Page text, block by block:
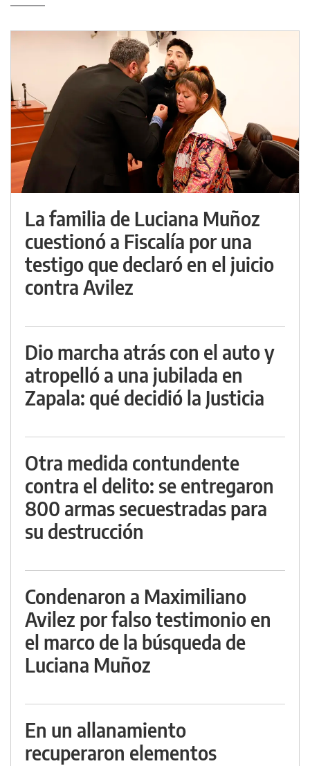
La familia de Luciana Muñoz
cuestionó a Fiscalía por una
testigo que declaró en el juicio
contra Avilez
Dio marcha atrás con el auto y
atropelló a una jubilada en
Zapala: qué decidió la Justicia
Otra medida contundente
contra el delito: se entregaron
800 armas secuestradas para
su destrucción
Condenaron a Maximiliano
Avilez por falso testimonio en
el marco de la búsqueda de
Luciana Muñoz
En un allanamiento
recuperaron elementos